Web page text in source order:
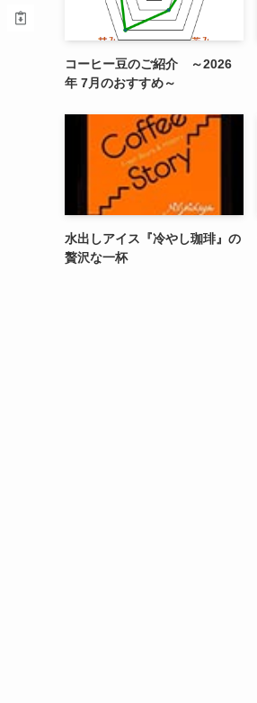
コーヒー豆のご紹介 ～2026
年 7月のおすすめ～
水出しアイス『冷やし珈琲』の
贅沢な一杯